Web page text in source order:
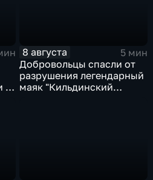
и
8 августа
5 мин
Добровольцы спасли от
разрушения легендарный
маяк "Кильдинский